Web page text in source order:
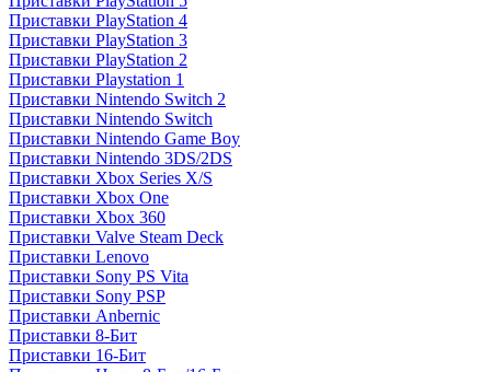
Приставки PlayStation 4
Приставки PlayStation 3
Приставки PlayStation 2
Приставки Playstation 1
Приставки Nintendo Switch 2
Приставки Nintendo Switch
Приставки Nintendo Game Boy
Приставки Nintendo 3DS/2DS
Приставки Xbox Series X/S
Приставки Xbox One
Приставки Xbox 360
Приставки Valve Steam Deck
Приставки Lenovo
Приставки Sony PS Vita
Приставки Sony PSP
Приставки Anbernic
Приставки 8-Бит
Приставки 16-Бит